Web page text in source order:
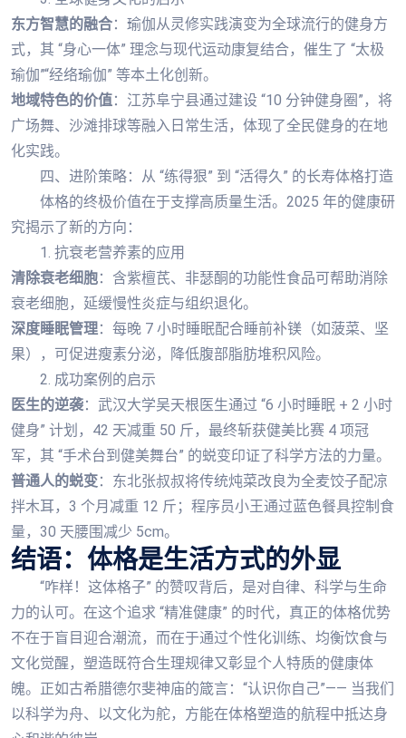
东方智慧的融合：瑜伽从灵修实践演变为全球流行的健身方
式，其 “身心一体” 理念与现代运动康复结合，催生了 “太极
瑜伽”“经络瑜伽” 等本土化创新。
地域特色的价值：江苏阜宁县通过建设 “10 分钟健身圈”，将
广场舞、沙滩排球等融入日常生活，体现了全民健身的在地
化实践。
四、进阶策略：从 “练得狠” 到 “活得久” 的长寿体格打造
体格的终极价值在于支撑高质量生活。2025 年的健康研
究揭示了新的方向：
1. 抗衰老营养素的应用
清除衰老细胞：含紫檀芪、非瑟酮的功能性食品可帮助消除
衰老细胞，延缓慢性炎症与组织退化。
深度睡眠管理：每晚 7 小时睡眠配合睡前补镁（如菠菜、坚
果），可促进瘦素分泌，降低腹部脂肪堆积风险。
2. 成功案例的启示
医生的逆袭：武汉大学吴天根医生通过 “6 小时睡眠 + 2 小时
健身” 计划，42 天减重 50 斤，最终斩获健美比赛 4 项冠
军，其 “手术台到健美舞台” 的蜕变印证了科学方法的力量。
普通人的蜕变：东北张叔叔将传统炖菜改良为全麦饺子配凉
拌木耳，3 个月减重 12 斤；程序员小王通过蓝色餐具控制食
量，30 天腰围减少 5cm。
结语：体格是生活方式的外显
“咋样！这体格子” 的赞叹背后，是对自律、科学与生命
力的认可。在这个追求 “精准健康” 的时代，真正的体格优势
不在于盲目迎合潮流，而在于通过个性化训练、均衡饮食与
文化觉醒，塑造既符合生理规律又彰显个人特质的健康体
魄。正如古希腊德尔斐神庙的箴言：“认识你自己”—— 当我们
以科学为舟、以文化为舵，方能在体格塑造的航程中抵达身